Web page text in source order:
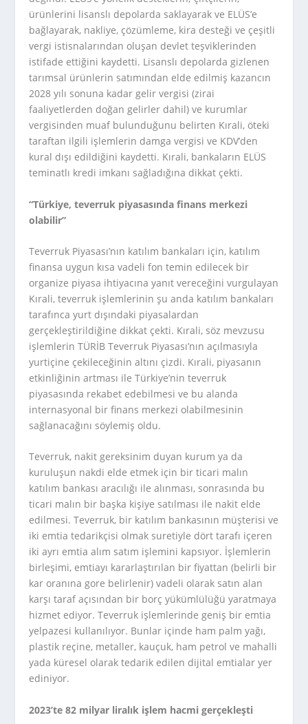
ürünlerini lisanslı depolarda saklayarak ve ELÜS’e
bağlayarak, nakliye, çözümleme, kira desteği ve çeşitli
vergi istisnalarından oluşan devlet teşviklerinden
istifade ettiğini kaydetti. Lisanslı depolarda gizlenen
tarımsal ürünlerin satımından elde edilmiş kazancın
2028 yılı sonuna kadar gelir vergisi (zirai
faaliyetlerden doğan gelirler dahil) ve kurumlar
vergisinden muaf bulunduğunu belirten Kırali, öteki
taraftan ilgili işlemlerin damga vergisi ve KDV’den
kural dışı edildiğini kaydetti. Kırali, bankaların ELÜS
teminatlı kredi imkanı sağladığına dikkat çekti.
“Türkiye, teverruk piyasasında finans merkezi
olabilir”
Teverruk Piyasası’nın katılım bankaları için, katılım
finansa uygun kısa vadeli fon temin edilecek bir
organize piyasa ihtiyacına yanıt vereceğini vurgulayan
Kırali, teverruk işlemlerinin şu anda katılım bankaları
tarafınca yurt dışındaki piyasalardan
gerçekleştirildiğine dikkat çekti. Kırali, söz mevzusu
işlemlerin TÜRİB Teverruk Piyasası’nın açılmasıyla
yurtiçine çekileceğinin altını çizdi. Kırali, piyasanın
etkinliğinin artması ile Türkiye’nin teverruk
piyasasında rekabet edebilmesi ve bu alanda
internasyonal bir finans merkezi olabilmesinin
sağlanacağını söylemiş oldu.
Teverruk, nakit gereksinim duyan kurum ya da
kuruluşun nakdi elde etmek için bir ticari malın
katılım bankası aracılığı ile alınması, sonrasında bu
ticari malın bir başka kişiye satılması ile nakit elde
edilmesi. Teverruk, bir katılım bankasının müşterisi ve
iki emtia tedarikçisi olmak suretiyle dört tarafı içeren
iki ayrı emtia alım satım işlemini kapsıyor. İşlemlerin
birleşimi, emtiayı kararlaştırılan bir fiyattan (belirli bir
kar oranına gore belirlenir) vadeli olarak satın alan
karşı taraf açısından bir borç yükümlülüğü yaratmaya
hizmet ediyor. Teverruk işlemlerinde geniş bir emtia
yelpazesi kullanılıyor. Bunlar içinde ham palm yağı,
plastik reçine, metaller, kauçuk, ham petrol ve mahalli
yada küresel olarak tedarik edilen dijital emtialar yer
ediniyor.
2023’te 82 milyar liralık işlem hacmi gerçekleşti